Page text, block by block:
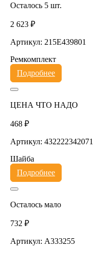
Осталось 5 шт.
2 623 ₽
Артикул: 215E439801
Ремкомплект
Подробнее
ЦЕНА ЧТО НАДО
468 ₽
Артикул: 432222342071
Шайба
Подробнее
Осталось мало
732 ₽
Артикул: A333255